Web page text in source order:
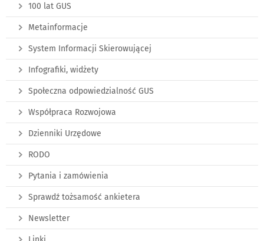
100 lat GUS
Metainformacje
System Informacji Skierowującej
Infografiki, widżety
Społeczna odpowiedzialność GUS
Współpraca Rozwojowa
Dzienniki Urzędowe
RODO
Pytania i zamówienia
Sprawdź tożsamość ankietera
Newsletter